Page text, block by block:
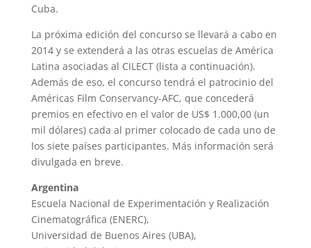
Cuba.
La próxima edición del concurso se llevará a cabo en
2014 y se extenderá a las otras escuelas de América
Latina asociadas al CILECT (lista a continuación).
Además de eso, el concurso tendrá el patrocinio del
Américas Film Conservancy-AFC, que concederá
premios en efectivo en el valor de US$ 1.000,00 (un
mil dólares) cada al primer colocado de cada uno de
los siete países participantes. Más información será
divulgada en breve.
Argentina
Escuela Nacional de Experimentación y Realización
Cinematográfica (ENERC),
Universidad de Buenos Aires (UBA),